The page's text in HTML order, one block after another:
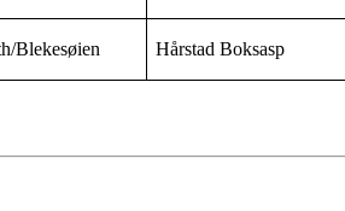
Blekesøien Hårstad Boksasp